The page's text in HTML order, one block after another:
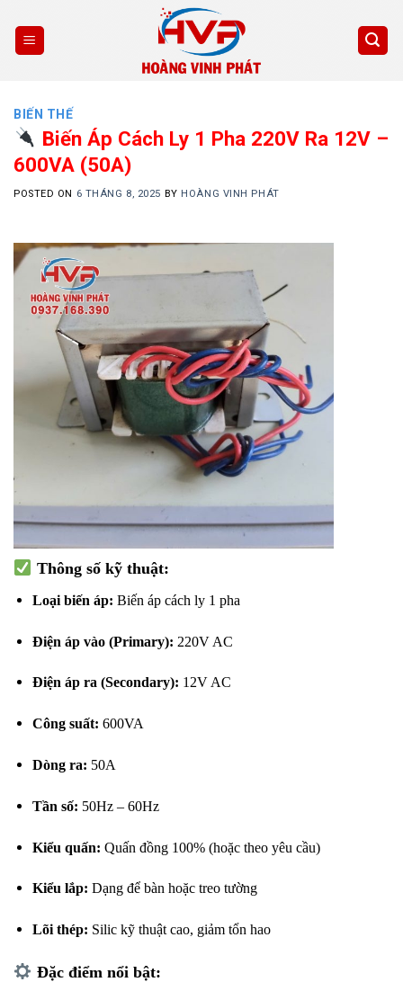
content
BIẾN THẾ
Biến Áp Cách Ly 1 Pha 220V Ra 12V –
600VA (50A)
POSTED ON 6 THÁNG 8, 2025 BY HOÀNG VINH PHÁT
Thông số kỹ thuật:
Loại biến áp: Biến áp cách ly 1 pha
Điện áp vào (Primary): 220V AC
Điện áp ra (Secondary): 12V AC
Công suất: 600VA
Dòng ra: 50A
Tần số: 50Hz – 60Hz
Kiểu quấn: Quấn đồng 100% (hoặc theo yêu cầu)
Kiểu lắp: Dạng để bàn hoặc treo tường
Lõi thép: Silic kỹ thuật cao, giảm tổn hao
Đặc điểm nổi bật: